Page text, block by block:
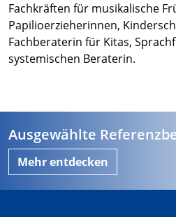
Fachkräften für musikalische
Papilioerzieherinnen,
Fachberaterin für Kitas,
systemischen Beraterin.
Ausgewählte
Mehr entdecken